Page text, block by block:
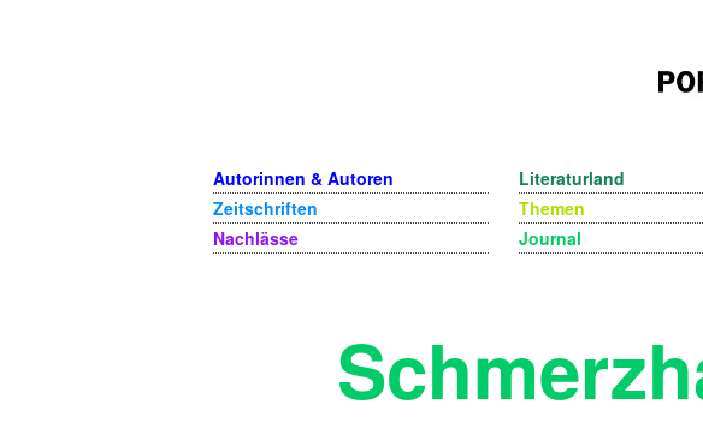
Autorinnen & Autoren
Zeitschriften
Nachlässe
Literaturland
Themen
Journal